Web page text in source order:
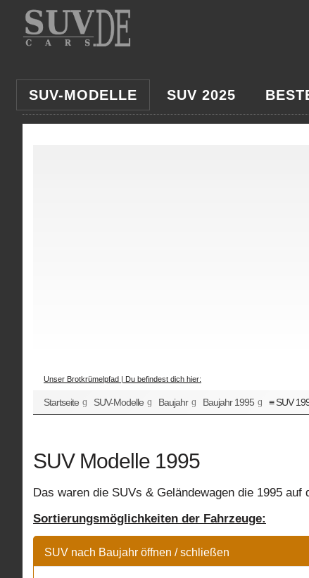
SUV-MODELLE SUV 2025
Unser Brotkrümelpfad | Du befindest dich hier:
Startseite SUV-Modelle Baujahr Baujahr 1995 ≡ SUV
SUV Modelle 1995
Das waren die SUVs & Geländewagen die 1995
Sortierungsmöglichkeiten der Fahrzeuge:
SUV nach Baujahr öffnen / schließen